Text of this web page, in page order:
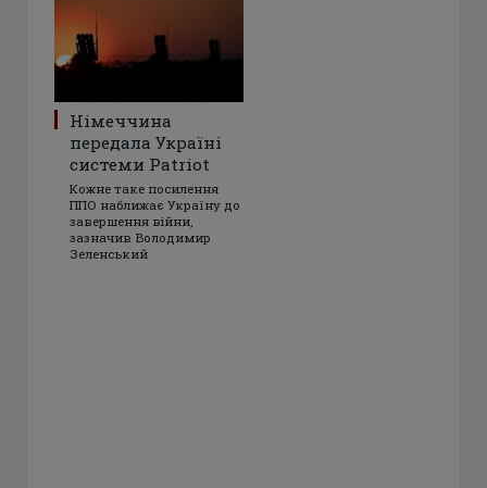
Німеччина
передала Україні
системи Patriot
Кожне таке посилення
ППО наближає Україну до
завершення війни,
зазначив Володимир
Зеленський